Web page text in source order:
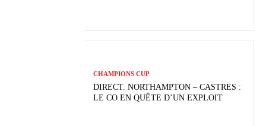
CHAMPIONS CUP
DIRECT. NORTHAMPTON – CASTRES :
LE CO EN QUÊTE D’UN EXPLOIT